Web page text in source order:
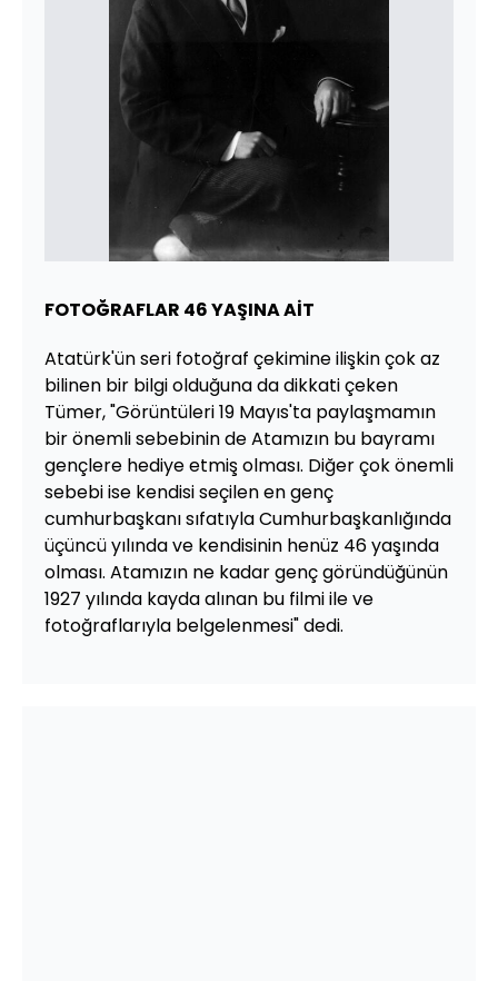
FOTOĞRAFLAR 46 YAŞINA AİT
Atatürk'ün seri fotoğraf çekimine ilişkin çok az
bilinen bir bilgi olduğuna da dikkati çeken
Tümer, "Görüntüleri 19 Mayıs'ta paylaşmamın
bir önemli sebebinin de Atamızın bu bayramı
gençlere hediye etmiş olması. Diğer çok önemli
sebebi ise kendisi seçilen en genç
cumhurbaşkanı sıfatıyla Cumhurbaşkanlığında
üçüncü yılında ve kendisinin henüz 46 yaşında
olması. Atamızın ne kadar genç göründüğünün
1927 yılında kayda alınan bu filmi ile ve
fotoğraflarıyla belgelenmesi" dedi.